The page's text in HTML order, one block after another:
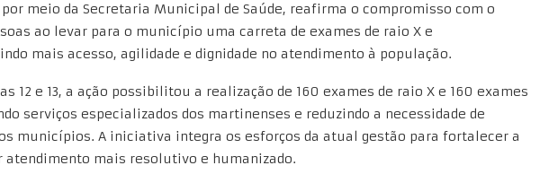
meio da Secretaria Municipal de Saúde, reafirma o compromisso com o
ao levar para o município uma carreta de exames de raio X e
mais acesso, agilidade e dignidade no atendimento à população.
12 e 13, a ação possibilitou a realização de 160 exames de raio X e 160 exames
serviços especializados dos martinenses e reduzindo a necessidade de
municípios. A iniciativa integra os esforços da atual gestão para fortalecer a
atendimento mais resolutivo e humanizado.